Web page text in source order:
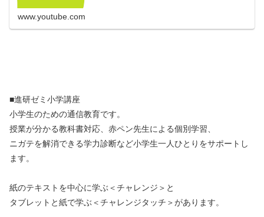
www.youtube.com
■進研ゼミ小学講座
小学生のための通信教育です。
授業が分かる教科書対応、赤ペン先生による個別学習、
ニガテを解消できる学力診断など小学生一人ひとりをサポートし
ます。
紙のテキストを中心に学ぶ＜チャレンジ＞と
タブレットと紙で学ぶ＜チャレンジタッチ＞があります。